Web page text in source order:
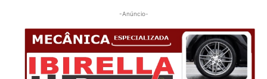
-Anúncio-